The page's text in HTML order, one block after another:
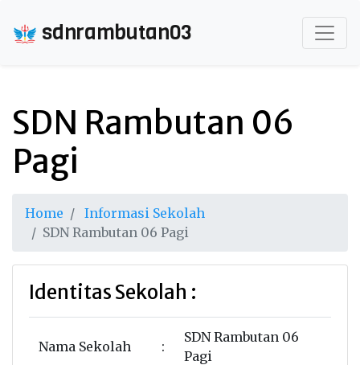
sdnrambutan03
SDN Rambutan 06
Pagi
Home
Informasi Sekolah
SDN Rambutan 06 Pagi
Identitas Sekolah :
Nama Sekolah :
SDN Rambutan 06
Pagi